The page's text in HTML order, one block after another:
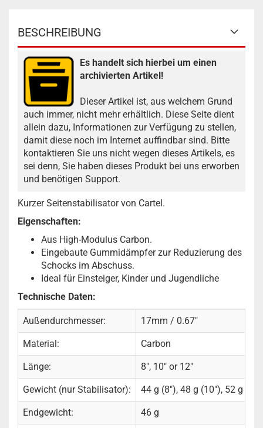
BESCHREIBUNG
Es handelt sich hierbei um einen
archivierten Artikel!
Dieser Artikel ist, aus welchem Grund
auch immer, nicht mehr erhältlich. Diese Seite dient
allein dazu, Informationen zur Verfügung zu stellen,
damit diese noch im Internet auffindbar sind. Bitte
kontaktieren Sie uns nicht wegen dieses Artikels, es
sei denn, Sie haben dieses Produkt bei uns erworben
und benötigen Support.
Kurzer Seitenstabilisator von Cartel.
Eigenschaften:
Aus High-Modulus Carbon.
Eingebaute Gummidämpfer zur Reduzierung des
Schocks im Abschuss.
Ideal für Einsteiger, Kinder und Jugendliche
Technische Daten:
Außendurchmesser: 17mm / 0.67"
Material: Carbon
Länge: 8", 10" or 12"
Gewicht (nur Stabilisator): 44 g (8"), 48 g (10"), 52 g
Endgewicht: 46 g